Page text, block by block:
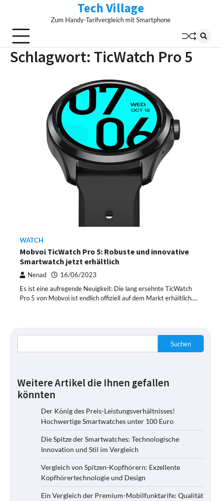
content
Tech Village
Zum Handy-Tarifvergleich mit Smartphone
Schlagwort: TicWatch Pro 5
WATCH
Mobvoi TicWatch Pro 5: Robuste und innovative
Smartwatch jetzt erhältlich
Nenad 16/06/2023
Es ist eine aufregende Neuigkeit: Die lang ersehnte TicWatch
Pro 5 von Mobvoi ist endlich offiziell auf dem Markt erhältlich.…
Suchen
Weitere Artikel die Ihnen gefallen
könnten
Der König des Preis-Leistungsverhältnisses!
Hochwertige Smartwatches unter 100 Euro
Die Spitze der Smartwatches: Technologische
Innovation und Stil im Vergleich
Vergleich von Spitzen-Kopfhörern: Exzellente
Kopfhörertechnologie und Design
Ein Vergleich der Premium-Mobilfunktarife: Qualität